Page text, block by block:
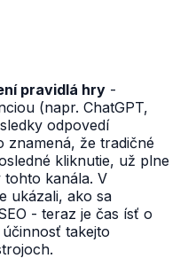
pravidlá hry -
(napr. ChatGPT,
odpovedí
znamená, že tradičné
kliknutie, už plne
kanála. V
ukázali, ako sa
- teraz je čas ísť o
takejto